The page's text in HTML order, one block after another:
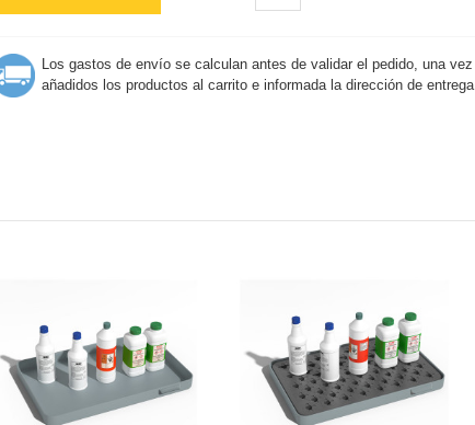
Los gastos de envío se calculan antes de validar el pedido, una vez
añadidos los productos al carrito e informada la dirección de entrega